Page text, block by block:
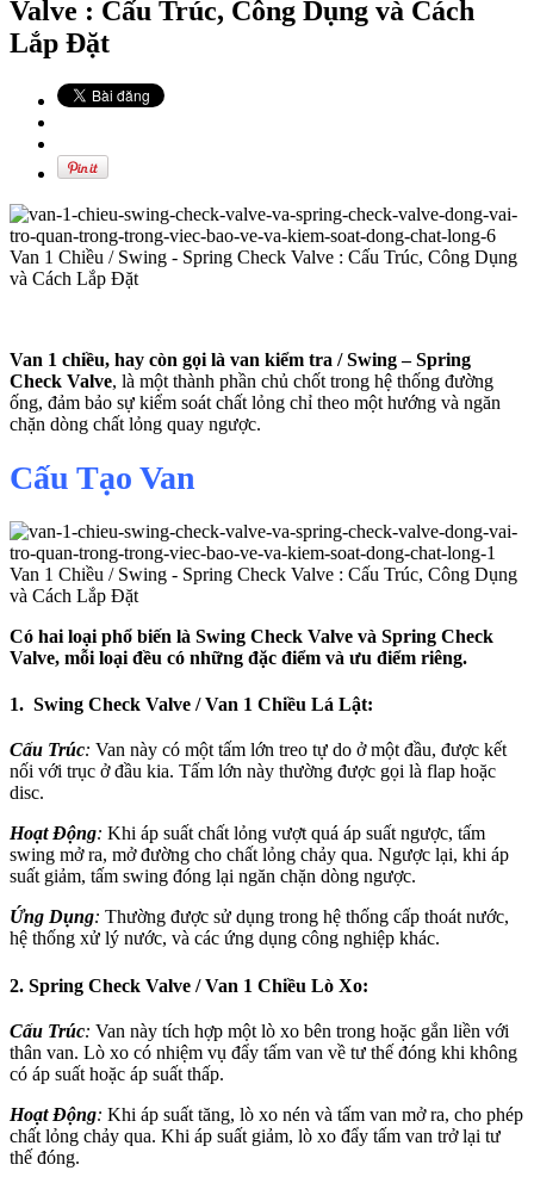
Valve : Cấu Trúc, Công Dụng và Cách
Lắp Đặt
Van 1 chiều, hay còn gọi là van kiểm tra / Swing – Spring
Check Valve, là một thành phần chủ chốt trong hệ thống đường
ống, đảm bảo sự kiểm soát chất lỏng chỉ theo một hướng và ngăn
chặn dòng chất lỏng quay ngược.
Cấu Tạo Van
Có hai loại phổ biến là Swing Check Valve và Spring Check
Valve, mỗi loại đều có những đặc điểm và ưu điểm riêng.
1. Swing Check Valve / Van 1 Chiều Lá Lật:
Cấu Trúc: Van này có một tấm lớn treo tự do ở một đầu, được kết
nối với trục ở đầu kia. Tấm lớn này thường được gọi là flap hoặc
disc.
Hoạt Động: Khi áp suất chất lỏng vượt quá áp suất ngược, tấm
swing mở ra, mở đường cho chất lỏng chảy qua. Ngược lại, khi áp
suất giảm, tấm swing đóng lại ngăn chặn dòng ngược.
Ứng Dụng: Thường được sử dụng trong hệ thống cấp thoát nước,
hệ thống xử lý nước, và các ứng dụng công nghiệp khác.
2. Spring Check Valve / Van 1 Chiều Lò Xo:
Cấu Trúc: Van này tích hợp một lò xo bên trong hoặc gắn liền với
thân van. Lò xo có nhiệm vụ đẩy tấm van về tư thế đóng khi không
có áp suất hoặc áp suất thấp.
Hoạt Động: Khi áp suất tăng, lò xo nén và tấm van mở ra, cho phép
chất lỏng chảy qua. Khi áp suất giảm, lò xo đẩy tấm van trở lại tư
thế đóng.